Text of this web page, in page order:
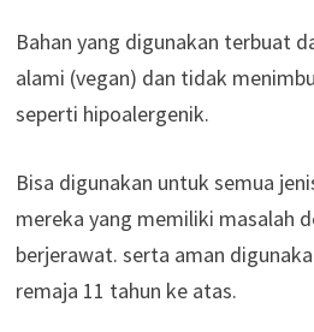
Bahan yang digunakan terbuat
alami (vegan) dan tidak
seperti hipoalergenik.
Bisa digunakan untuk semua
mereka yang memiliki masalah
berjerawat. serta aman
remaja 11 tahun ke atas.